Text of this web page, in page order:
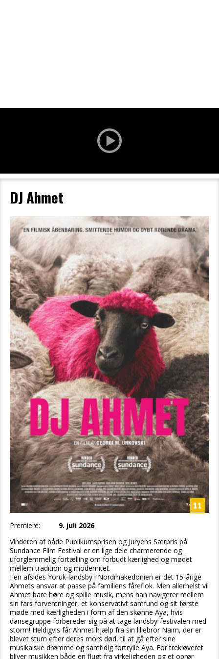
DJ Ahmet
Premiere:
9. juli 2026
Vinderen af både Publikumsprisen og Juryens Særpris på
Sundance Film Festival er en lige dele charmerende og
uforglemmelig fortælling om forbudt kærlighed og mødet
mellem tradition og modernitet.
I en afsides Yörük-landsby i Nordmakedonien er det 15-årige
Ahmets ansvar at passe på familiens fåreflok. Men allerhelst vil
Ahmet bare høre og spille musik, mens han navigerer mellem
sin fars forventninger, et konservativt samfund og sit første
møde med kærligheden i form af den skønne Aya, hvis
dansegruppe forbereder sig på at tage landsby-festivalen med
storm! Heldigvis får Ahmet hjælp fra sin lillebror Naim, der er
blevet stum efter deres mors død, til at gå efter sine
musikalske drømme og samtidig fortrylle Aya. For trekløveret
bliver musikken både en flugt fra virkeligheden og et oprør